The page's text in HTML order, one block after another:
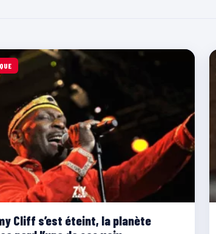
Cliff s’est éteint, la planète